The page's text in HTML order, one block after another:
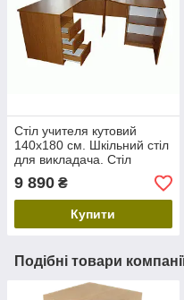
Стіл учителя кутовий
140х180 см. Шкільний стіл
для викладача. Стіл
офісний для комп'ютера,
ноутбука
9 890 ₴
Купити
Подібні товари